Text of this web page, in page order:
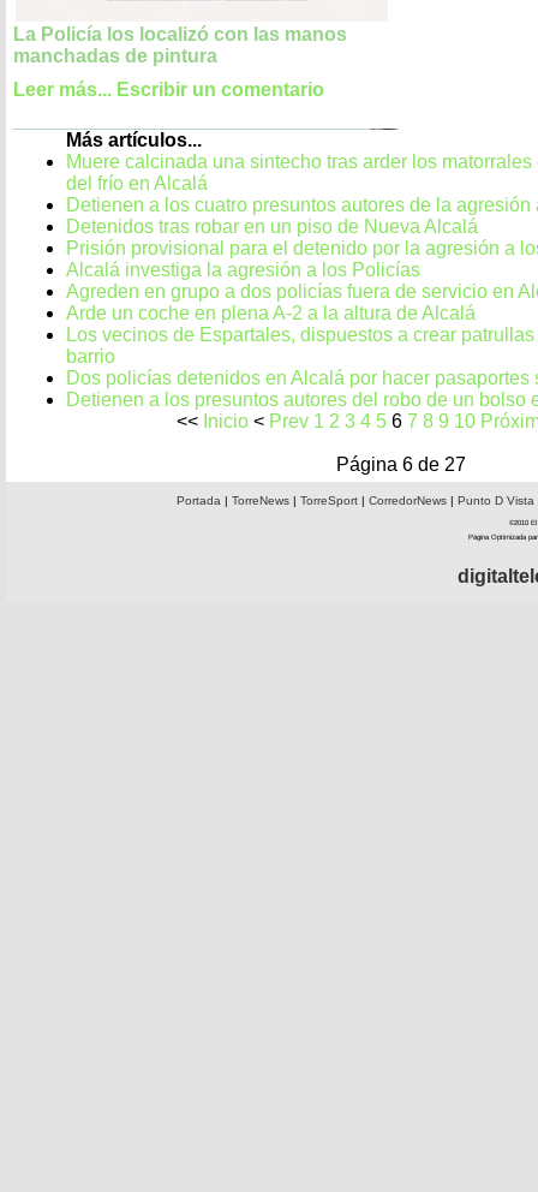
La Policía los localizó con las manos
manchadas de pintura
Leer más... Escribir un comentario
Más artículos...
Muere calcinada una sintecho tras arder los
del frío en Alcalá
Detienen a los cuatro presuntos autores de la
Detenidos tras robar en un piso de Nueva Alcalá
Prisión provisional para el detenido por la agresión a
Alcalá investiga la agresión a los Policías
Agreden en grupo a dos policías fuera de servicio en
Arde un coche en plena A-2 a la altura de Alcalá
Los vecinos de Espartales, dispuestos a crear
barrio
Dos policías detenidos en Alcalá por hacer pasaportes
Detienen a los presuntos autores del robo de un bolso
<< Inicio < Prev 1 2 3 4 5 6 7 8 9 10
Página 6 de 27
Portada | TorreNews| TorreSport| CorredorNews| Punto D Vista
©2010 El
Página Optimizada